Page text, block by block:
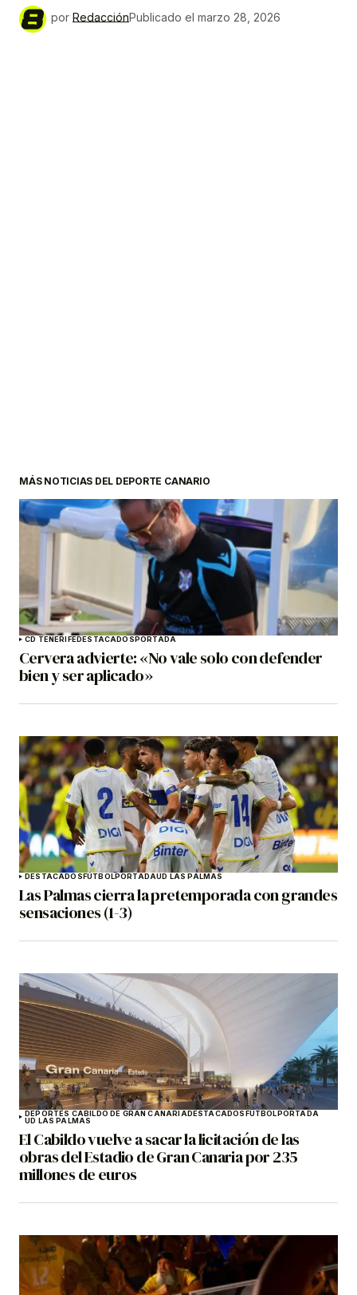
por RedacciónPublicado el marzo 28, 2026
MÁS NOTICIAS DEL DEPORTE CANARIO
CD TENERIFEDESTACADOSPORTADA
Cervera advierte: «No vale solo con defender
bien y ser aplicado»
DESTACADOSFÚTBOLPORTADAUD LAS PALMAS
Las Palmas cierra la pretemporada con grandes
sensaciones (1-3)
DEPORTES CABILDO DE GRAN CANARIADESTACADOSFÚTBOLPORTADA
UD LAS PALMAS
El Cabildo vuelve a sacar la licitación de las
obras del Estadio de Gran Canaria por 235
millones de euros